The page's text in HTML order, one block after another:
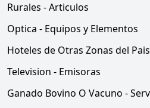
Rurales - Articulos
Optica - Equipos y Elementos
Hoteles de Otras Zonas del Pais
Television - Emisoras
Ganado Bovino O Vacuno -